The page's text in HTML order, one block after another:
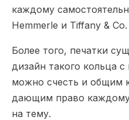
каждому
Hemmerle и Tiffany &
Более того, печатки
дизайн такого кольца
можно счесть и общим
дающим право каждому
на тему.